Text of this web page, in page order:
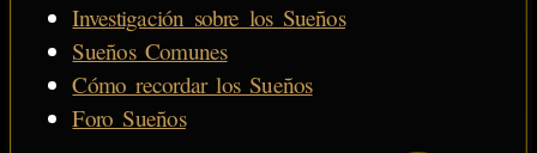
Investigación sobre los Sueños
Sueños Comunes
Cómo recordar los Sueños
Foro Sueños